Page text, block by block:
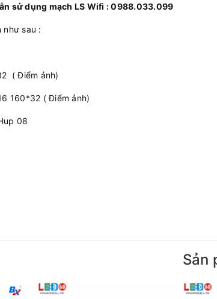
sử dụng mạch LS Wifi : 0988.033.099
như sau :
( Điểm ảnh)
160*32 ( Điểm ảnh)
08
Sản